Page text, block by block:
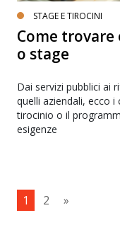
STAGE E TIROCINI
Come
o stage
Dai servizi pubblici ai
quelli aziendali, ecco i
tirocinio o il
esigenze
1 2 »